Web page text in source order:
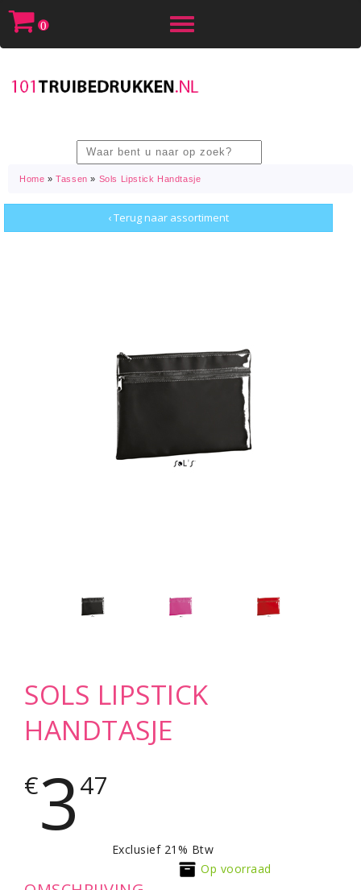
Toggle
0
Home »Tassen » Sols Lipstick Handtasje
‹ Terug naar assortiment
SOLS LIPSTICK
HANDTASJE
€347
Exclusief 21% Btw
Op voorraad